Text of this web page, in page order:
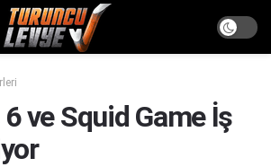
ve Squid Game İş